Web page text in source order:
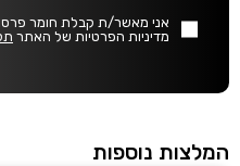
אני מאשר/ת קבלת חומר
מדיניות הפרטיות של האתר
המלצות נוספות